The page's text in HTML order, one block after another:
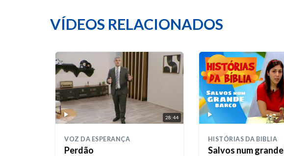
VÍDEOS RELACIONADOS
28:44
VOZ DA ESPERANÇA
Perdão
HISTÓRIAS DA BIBLIA
Salvos num